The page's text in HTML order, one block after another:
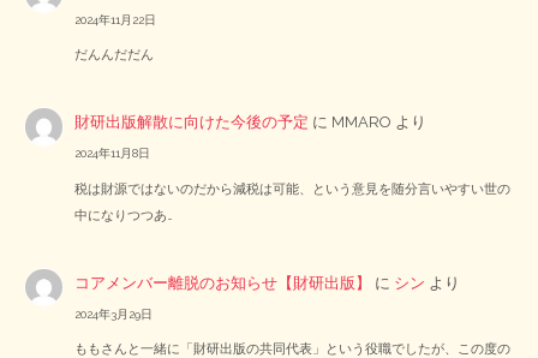
2024年11月22日
だんんだだん
財研出版解散に向けた今後の予定 に MMARO より
2024年11月8日
税は財源ではないのだから減税は可能、という意見を随分言いやすい世の
中になりつつあ…
コアメンバー離脱のお知らせ【財研出版】 に シン より
2024年3月29日
ももさんと一緒に「財研出版の共同代表」という役職でしたが、この度の